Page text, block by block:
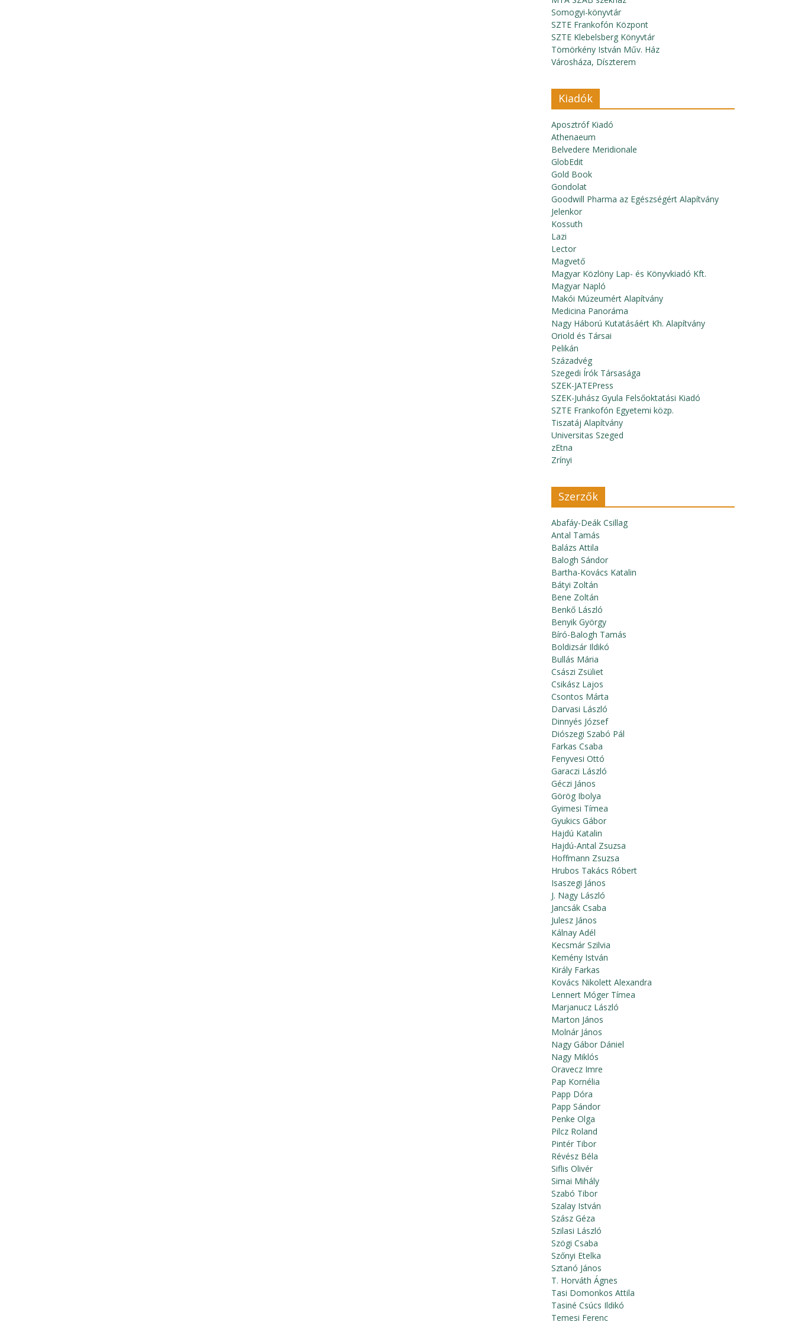
Somogyi-könyvtár
SZTE Frankofón Központ
SZTE Klebelsberg Könyvtár
Tömörkény István Műv. Ház
Városháza, Díszterem
Kiadók
Aposztróf Kiadó
Athenaeum
Belvedere Meridionale
GlobEdit
Gold Book
Gondolat
Goodwill Pharma az Egészségért Alapítvány
Jelenkor
Kossuth
Lazi
Lector
Magvető
Magyar Közlöny Lap- és Könyvkiadó Kft.
Magyar Napló
Makói Múzeumért Alapítvány
Medicina Panoráma
Nagy Háború Kutatásáért Kh. Alapítvány
Oriold és Társai
Pelikán
Századvég
Szegedi Írók Társasága
SZEK-JATEPress
SZEK-Juhász Gyula Felsőoktatási Kiadó
SZTE Frankofón Egyetemi közp.
Tiszatáj Alapítvány
Universitas Szeged
zEtna
Zrínyi
Szerzők
Abafáy-Deák Csillag
Antal Tamás
Balázs Attila
Balogh Sándor
Bartha-Kovács Katalin
Bátyi Zoltán
Bene Zoltán
Benkő László
Benyik György
Bíró-Balogh Tamás
Boldizsár Ildikó
Bullás Mária
Császi Zsüliet
Csikász Lajos
Csontos Márta
Darvasi László
Dinnyés József
Diószegi Szabó Pál
Farkas Csaba
Fenyvesi Ottó
Garaczi László
Géczi János
Görög Ibolya
Gyimesi Tímea
Gyukics Gábor
Hajdú Katalin
Hajdú-Antal Zsuzsa
Hoffmann Zsuzsa
Hrubos Takács Róbert
Isaszegi János
J. Nagy László
Jancsák Csaba
Julesz János
Kálnay Adél
Kecsmár Szilvia
Kemény István
Király Farkas
Kovács Nikolett Alexandra
Lennert Móger Tímea
Marjanucz László
Marton János
Molnár János
Nagy Gábor Dániel
Nagy Miklós
Oravecz Imre
Pap Kornélia
Papp Dóra
Papp Sándor
Penke Olga
Pilcz Roland
Pintér Tibor
Révész Béla
Siflis Olivér
Simai Mihály
Szabó Tibor
Szalay István
Szász Géza
Szilasi László
Szögi Csaba
Szőnyi Etelka
Sztanó János
T. Horváth Ágnes
Tasi Domonkos Attila
Tasiné Csúcs Ildikó
Temesi Ferenc